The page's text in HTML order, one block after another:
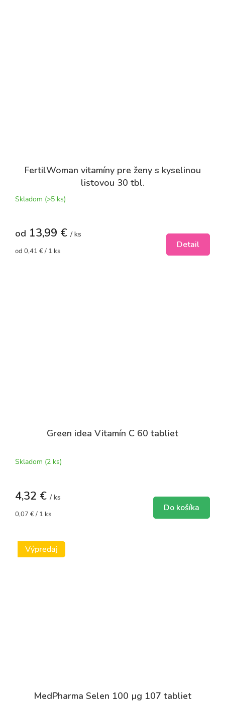
FertilWoman vitamíny pre ženy s kyselinou
listovou 30 tbl.
Skladom (>5 ks)
od 13,99 € / ks
Jednotková
od 0,41 € / 1 ks
Detail
Green idea Vitamín C 60 tabliet
Skladom (2 ks)
4,32 € / ks
Jednotková
0,07 € / 1 ks
Do košíka
Výpredaj
MedPharma Selen 100 µg 107 tabliet